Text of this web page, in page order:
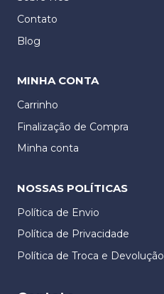
Contato
Blog
MINHA CONTA
Carrinho
Finalização de Compra
Minha conta
NOSSAS POLÍTICAS
Política de Envio
Política de Privacidade
Política de Troca e Devolução​